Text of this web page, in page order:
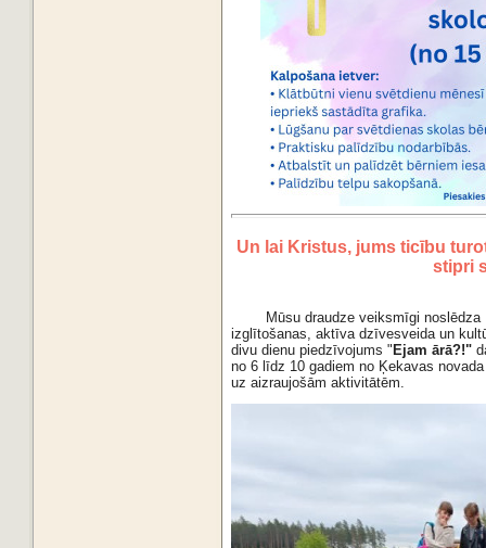
Un lai Kristus, jums ticību
stipri
Mūsu draudze veiksmīgi
izglītošanas, aktīva dzīvesveida un
divu dienu piedzīvojums "Ejam ārā?!"
no 6 līdz 10 gadiem no Ķekavas
uz aizraujošām aktivitātēm.